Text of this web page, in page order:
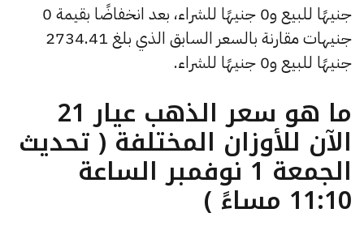
جنيهًا للبيع و0 جنيهًا للشراء، بعد انخفاضًا بقيمة 0
جنيهات مقارنة بالسعر السابق الذي بلغ 2734.41
جنيهًا للبيع و0 جنيهًا للشراء.
ما هو سعر الذهب عيار 21
الآن للأوزان المختلفة ( تحديث
الجمعة 1 نوفمبر الساعة
11:10 مساءً )